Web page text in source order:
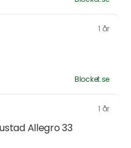
1 år
Blocket.se
1 år
Allegro 33